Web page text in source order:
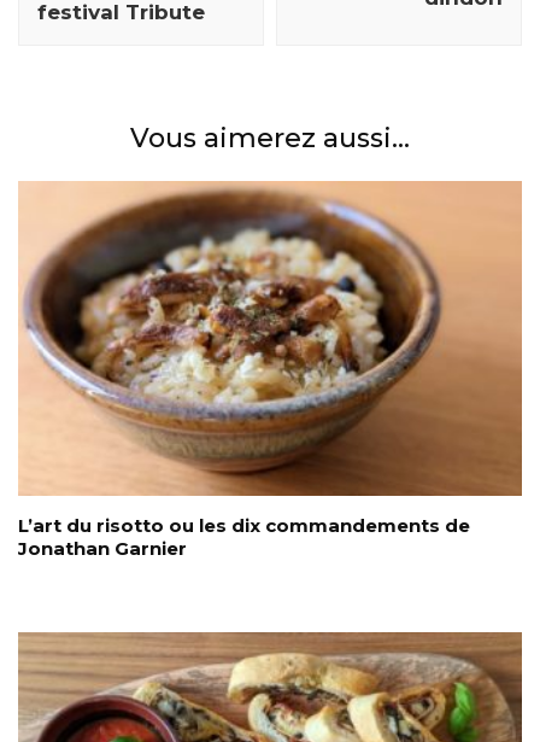
festival Tribute
Vous aimerez aussi...
L’art du risotto ou les dix commandements de
Jonathan Garnier